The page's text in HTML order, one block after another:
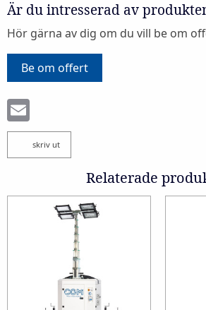
Är du intresserad av
Hör gärna av dig om du vill be om
Be om offert
skriv ut
Relaterade